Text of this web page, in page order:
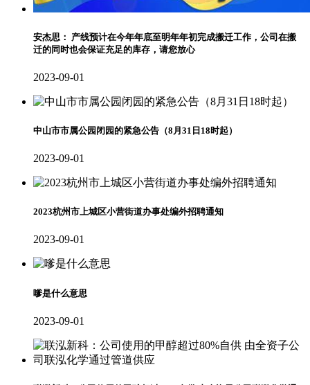
安杰思： 产线预计在今年年底至明年年初完成搬迁工作，公司在搬
迁的同时也会保证充足的库存，请您放心
2023-09-01
中山市市属公园闭园的紧急公告（8月31日18时起）
2023-09-01
2023杭州市上城区小营街道办事处编外招聘通知
2023-09-01
嗲是什么意思
2023-09-01